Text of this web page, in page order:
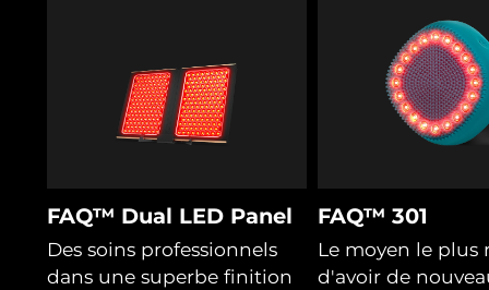
FAQ™ Dual LED Panel
Des soins professionnels
dans une superbe finition
FAQ™ 301
Le moyen le plus
d'avoir de